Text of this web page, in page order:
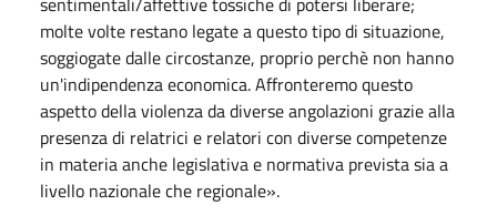
molte volte restano legate a questo tipo di situazione,
soggiogate dalle circostanze, proprio perchè non hanno
un'indipendenza economica. Affronteremo questo
aspetto della violenza da diverse angolazioni grazie alla
presenza di relatrici e relatori con diverse competenze
in materia anche legislativa e normativa prevista sia a
livello nazionale che regionale».